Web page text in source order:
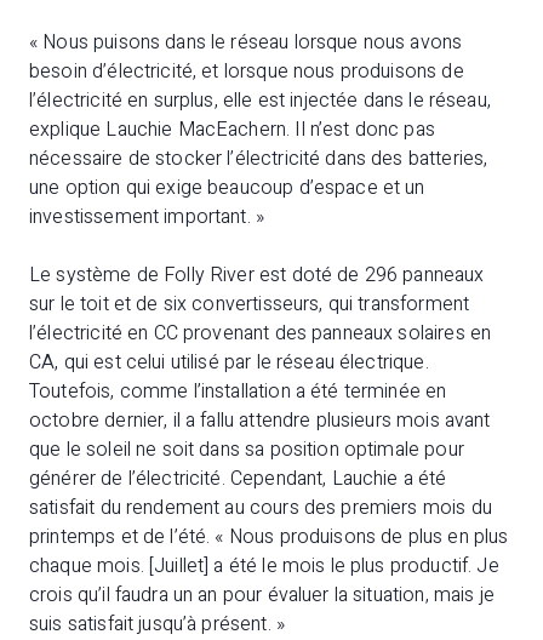
« Nous puisons dans le réseau lorsque nous avons
besoin d’électricité, et lorsque nous produisons de
l’électricité en surplus, elle est injectée dans le réseau,
explique Lauchie MacEachern. Il n’est donc pas
nécessaire de stocker l’électricité dans des batteries,
une option qui exige beaucoup d’espace et un
investissement important. »
Le système de Folly River est doté de 296 panneaux
sur le toit et de six convertisseurs, qui transforment
l’électricité en CC provenant des panneaux solaires en
CA, qui est celui utilisé par le réseau électrique.
Toutefois, comme l’installation a été terminée en
octobre dernier, il a fallu attendre plusieurs mois avant
que le soleil ne soit dans sa position optimale pour
générer de l’électricité. Cependant, Lauchie a été
satisfait du rendement au cours des premiers mois du
printemps et de l’été. « Nous produisons de plus en plus
chaque mois. [Juillet] a été le mois le plus productif. Je
crois qu’il faudra un an pour évaluer la situation, mais je
suis satisfait jusqu’à présent. »